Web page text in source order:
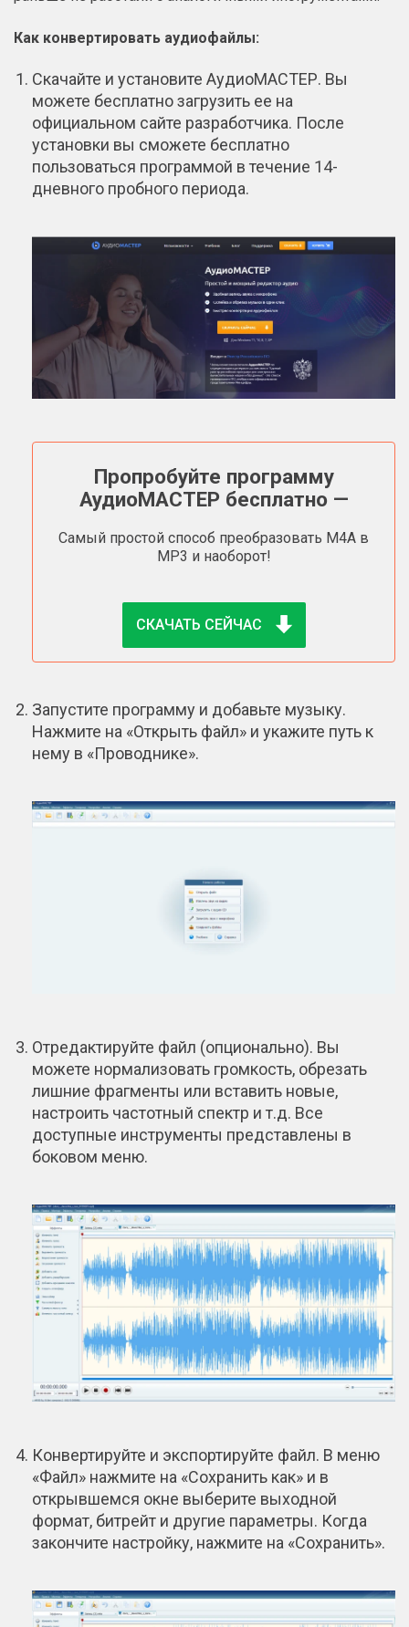
Как конвертировать аудиофайлы:
Скачайте и установите АудиоМАСТЕР. Вы
можете бесплатно загрузить ее на
официальном сайте разработчика. После
установки вы сможете бесплатно
пользоваться программой в течение 14-
дневного пробного периода.
Пропробуйте программу
АудиоМАСТЕР бесплатно —
Cамый простой способ преобразовать M4A в
MP3 и наоборот!
СКАЧАТЬ СЕЙЧАС
Запустите программу и добавьте музыку.
Нажмите на «Открыть файл» и укажите путь к
нему в «Проводнике».
Отредактируйте файл (опционально). Вы
можете нормализовать громкость, обрезать
лишние фрагменты или вставить новые,
настроить частотный спектр и т.д. Все
доступные инструменты представлены в
боковом меню.
Конвертируйте и экспортируйте файл. В меню
«Файл» нажмите на «Сохранить как» и в
открывшемся окне выберите выходной
формат, битрейт и другие параметры. Когда
закончите настройку, нажмите на «Сохранить».